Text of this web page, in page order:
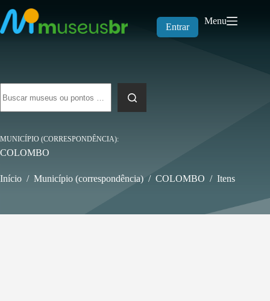
para
o
conteúdo
Entrar
Menu
resultados
MUNICÍPIO (CORRESPONDÊNCIA)
COLOMBO
Início / Município (correspondência) / COLOMBO / Itens